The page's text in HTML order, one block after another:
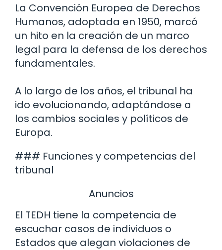
La Convención Europea de Derechos
Humanos, adoptada en 1950, marcó
un hito en la creación de un marco
legal para la defensa de los derechos
fundamentales.
A lo largo de los años, el tribunal ha
ido evolucionando, adaptándose a
los cambios sociales y políticos de
Europa.
### Funciones y competencias del
tribunal
Anuncios
El TEDH tiene la competencia de
escuchar casos de individuos o
Estados que alegan violaciones de